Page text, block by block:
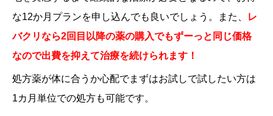
な12か月プランを申し込んでも良いでしょう。また、
レ
バクリなら2回目以降の薬の購入でもずーっと同じ価格
なので出費を抑えて治療を続けられます！
処方薬が体に合うか心配でまずはお試しで試したい方は
1カ月単位での処方も可能です。